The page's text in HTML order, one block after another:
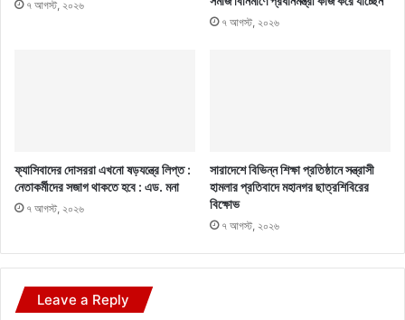
৭ আগস্ট, ২০২৬
৭ আগস্ট, ২০২৬
ফ্যাসিবাদের দোসররা এখনো ষড়যন্ত্রে লিপ্ত :
নেতাকর্মীদের সজাগ থাকতে হবে : এড. মনা
৭ আগস্ট, ২০২৬
সারাদেশে বিভিন্ন শিক্ষা প্রতিষ্ঠানে সন্ত্রাসী
হামলার প্রতিবাদে মহানগর ছাত্রশিবিরের
বিক্ষোভ
৭ আগস্ট, ২০২৬
Leave a Reply